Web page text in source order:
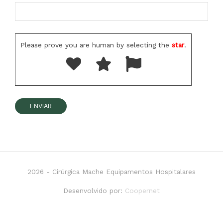
Please prove you are human by selecting the star.
2026 - Cirúrgica Mache Equipamentos Hospitalares
Desenvolvido por: Coopernet